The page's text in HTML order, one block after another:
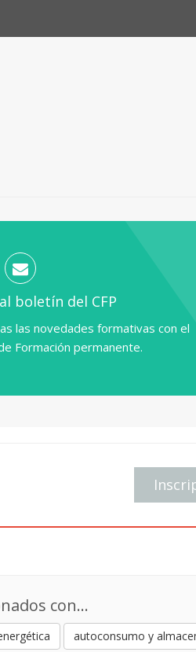
boletín del CFP
las novedades formativas con el
Formación permanente.
con...
autoconsumo y